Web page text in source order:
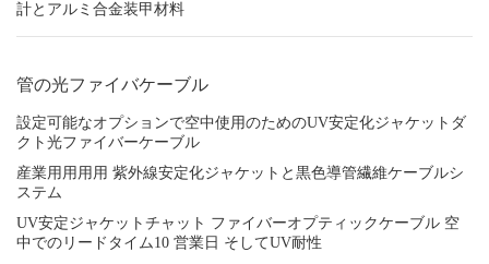
計とアルミ合金装甲材料
管の光ファイバケーブル
設定可能なオプションで空中使用のためのUV安定化ジャケットダ
クト光ファイバーケーブル
産業用用用用 紫外線安定化ジャケットと黒色導管繊維ケーブルシ
ステム
UV安定ジャケットチャット ファイバーオプティックケーブル 空
中でのリードタイム10 営業日 そしてUV耐性